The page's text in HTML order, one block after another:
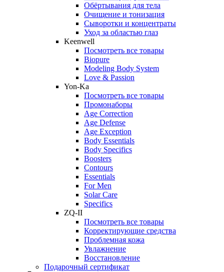
Обёртывания для тела
Очищение и тонизация
Сыворотки и концентраты
Уход за областью глаз
Keenwell
Посмотреть все товары
Biopure
Modeling Body System
Love & Passion
Yon-Ka
Посмотреть все товары
Промонаборы
Age Correction
Age Defense
Age Exception
Body Essentials
Body Specifics
Boosters
Contours
Essentials
For Men
Solar Care
Specifics
ZQ-II
Посмотреть все товары
Корректирующие средства
Проблемная кожа
Увлажнение
Восстановление
Подарочный сертификат